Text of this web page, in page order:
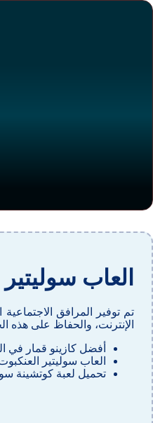
العاب
تم توفير المرافق
الإنترنت، والحفاظ على هذه
أفضل كازينو قمار في
العاب سوليتير
تحميل لعبة كوتشينة سوليتير 2024